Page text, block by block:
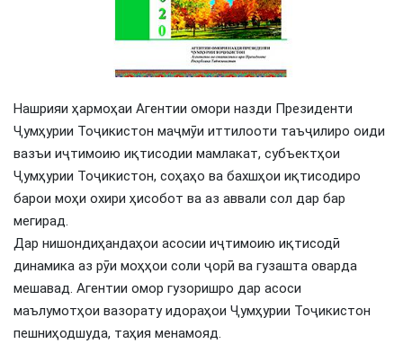
Нашрияи ҳармоҳаи Агентии омори назди Президенти
Ҷумҳурии Тоҷикистон маҷмӯи иттилооти таъҷилиро оиди
вазъи иҷтимоию иқтисодии мамлакат, субъектҳои
Ҷумҳурии Тоҷикистон, соҳаҳо ва бахшҳои иқтисодиро
барои моҳи охири ҳисобот ва аз аввали сол дар бар
мегирад.
Дар нишондиҳандаҳои асосии иҷтимоию иқтисодӣ
динамика аз рӯи моҳҳои соли ҷорӣ ва гузашта оварда
мешавад. Агентии омор гузоришро дар асоси
маълумотҳои вазорату идораҳои Ҷумҳурии Тоҷикистон
пешниҳодшуда, таҳия менамояд.